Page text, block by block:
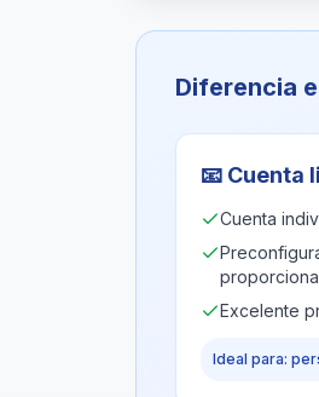
Diferencia
📧 Cuenta
Cuenta
Excelente
Ideal para: